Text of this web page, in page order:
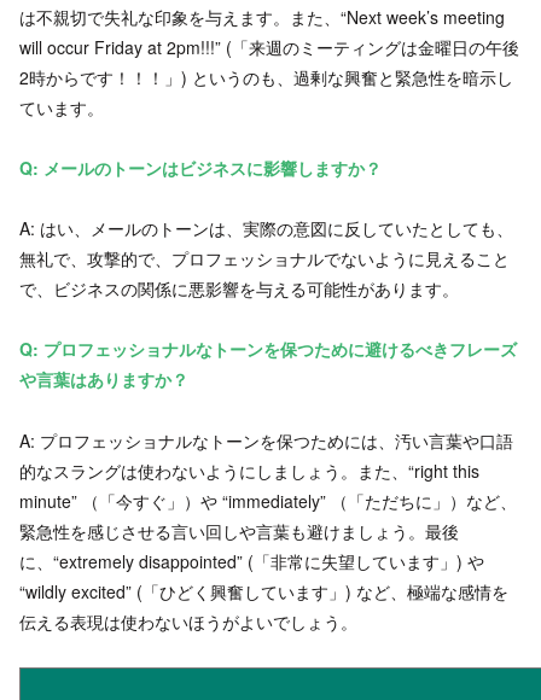
は不親切で失礼な印象を与えます。また、“Next week’s meeting
will occur Friday at 2pm!!!” (「来週のミーティングは金曜日の午後
2時からです！！！」) というのも、過剰な興奮と緊急性を暗示し
ています。
Q: メールのトーンはビジネスに影響しますか？
A: はい、メールのトーンは、実際の意図に反していたとしても、
無礼で、攻撃的で、プロフェッショナルでないように見えること
で、ビジネスの関係に悪影響を与える可能性があります。
Q: プロフェッショナルなトーンを保つために避けるべきフレーズ
や言葉はありますか？
A: プロフェッショナルなトーンを保つためには、汚い言葉や口語
的なスラングは使わないようにしましょう。また、“right this
minute” （「今すぐ」）や “immediately” （「ただちに」）など、
緊急性を感じさせる言い回しや言葉も避けましょう。最後
に、“extremely disappointed” (「非常に失望しています」) や
“wildly excited” (「ひどく興奮しています」) など、極端な感情を
伝える表現は使わないほうがよいでしょう。